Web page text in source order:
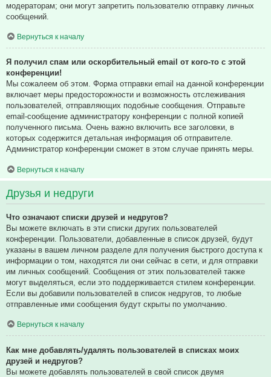
модераторам; они могут запретить пользователю отправку личных
сообщений.
Вернуться к началу
Я получил спам или оскорбительный email от кого-то с этой
конференции!
Мы сожалеем об этом. Форма отправки email на данной конференции
включает меры предосторожности и возможность отслеживания
пользователей, отправляющих подобные сообщения. Отправьте
email-сообщение администратору конференции с полной копией
полученного письма. Очень важно включить все заголовки, в
которых содержится детальная информация об отправителе.
Администратор конференции сможет в этом случае принять меры.
Вернуться к началу
Друзья и недруги
Что означают списки друзей и недругов?
Вы можете включать в эти списки других пользователей
конференции. Пользователи, добавленные в список друзей, будут
указаны в вашем личном разделе для получения быстрого доступа к
информации о том, находятся ли они сейчас в сети, и для отправки
им личных сообщений. Сообщения от этих пользователей также
могут выделяться, если это поддерживается стилем конференции.
Если вы добавили пользователей в список недругов, то любые
отправленные ими сообщения будут скрыты по умолчанию.
Вернуться к началу
Как мне добавлять/удалять пользователей в списках моих
друзей и недругов?
Вы можете добавлять пользователей в свой список двумя